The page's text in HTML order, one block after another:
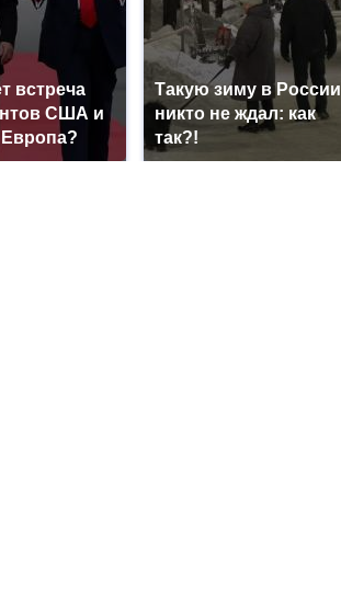
встреча
США и
Такую зиму в России
никто не ждал: как
так?!